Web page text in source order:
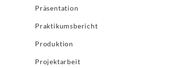
Präsentation
Praktikumsbericht
Produktion
Projektarbeit